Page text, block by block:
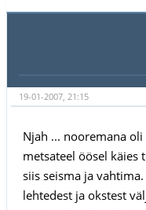
19-01-2007, 21:15
Njah ... nooremana
metsateel öösel käies
siis seisma ja
lehtedest ja okstest